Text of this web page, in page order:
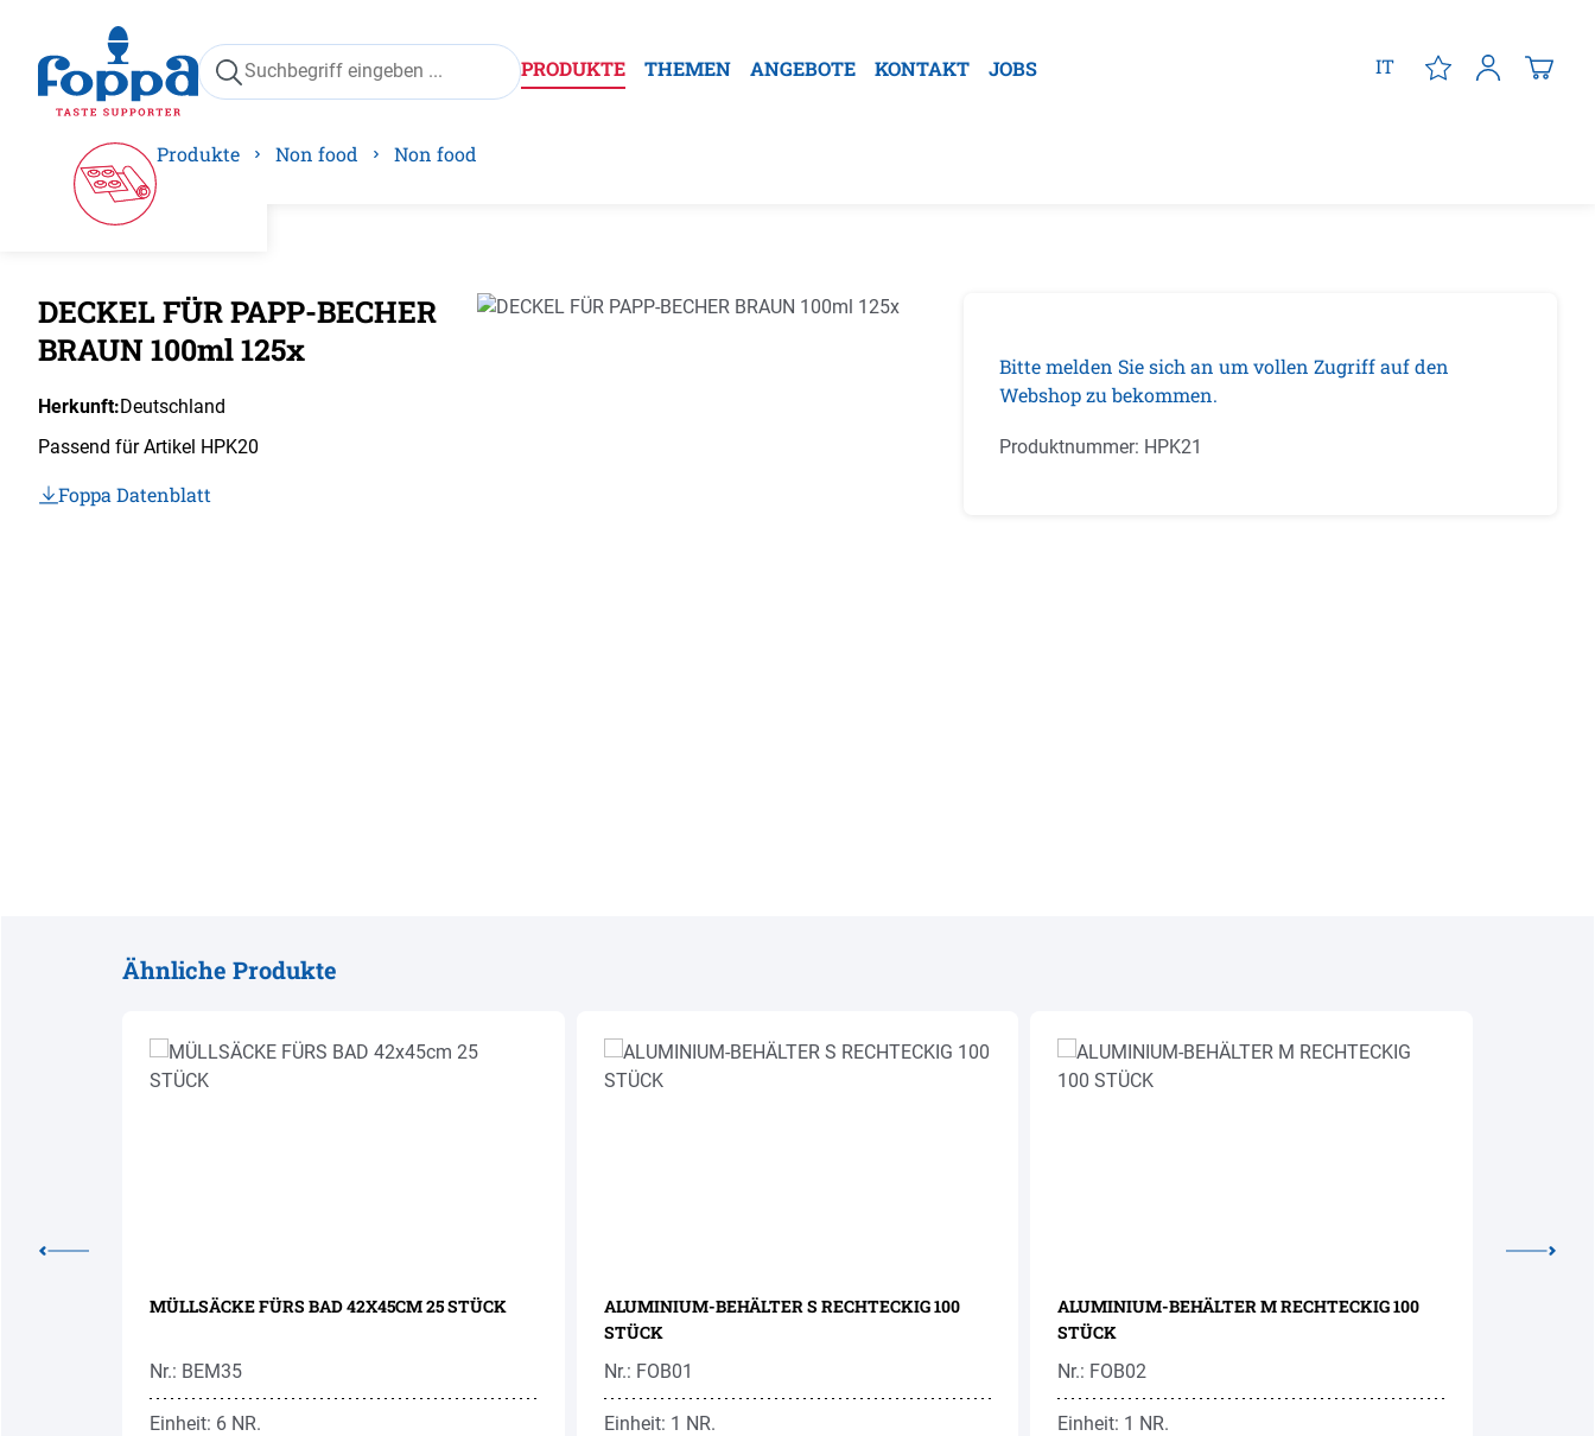
Zur Hauptnavigation springen
PRODUKTE THEMEN ANGEBOTE KONTAKT JOBS IT
Produkte Non food Non food
DECKEL FÜR PAPP-BECHER
BRAUN 100ml 125x
Herkunft:Deutschland
Passend für Artikel HPK20
Foppa Datenblatt
Bildergalerie überspringen
Bitte melden Sie sich an um vollen Zugriff auf den
Webshop zu bekommen.
Produktnummer: HPK21
Ähnliche Produkte
MÜLLSÄCKE FÜRS BAD 42X45CM 25 STÜCK
Nr.: BEM35
Einheit: 6 NR.
ALUMINIUM-BEHÄLTER S RECHTECKIG 100
STÜCK
Nr.: FOB01
Einheit: 1 NR.
ALUMINIUM-BEHÄLTER M RECHTECKIG 100
STÜCK
Nr.: FOB02
Einheit: 1 NR.